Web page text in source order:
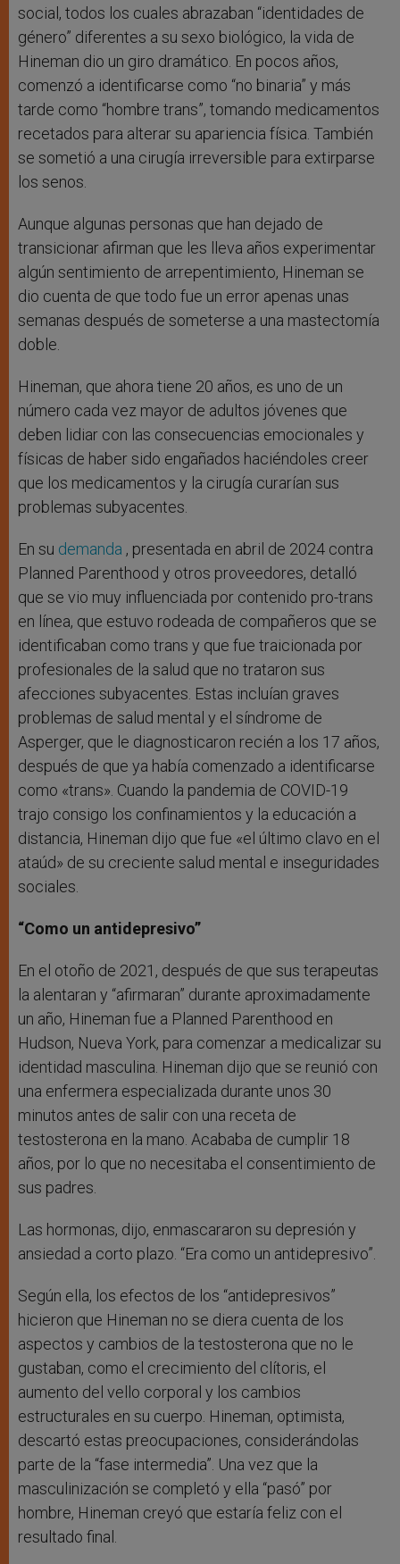
social, todos los cuales abrazaban “identidades de
género” diferentes a su sexo biológico, la vida de
Hineman dio un giro dramático. En pocos años,
comenzó a identificarse como “no binaria” y más
tarde como “hombre trans”, tomando medicamentos
recetados para alterar su apariencia física. También
se sometió a una cirugía irreversible para extirparse
los senos.
Aunque algunas personas que han dejado de
transicionar afirman que les lleva años experimentar
algún sentimiento de arrepentimiento, Hineman se
dio cuenta de que todo fue un error apenas unas
semanas después de someterse a una mastectomía
doble.
Hineman, que ahora tiene 20 años, es uno de un
número cada vez mayor de adultos jóvenes que
deben lidiar con las consecuencias emocionales y
físicas de haber sido engañados haciéndoles creer
que los medicamentos y la cirugía curarían sus
problemas subyacentes.
En su demanda , presentada en abril de 2024 contra
Planned Parenthood y otros proveedores, detalló
que se vio muy influenciada por contenido pro-trans
en línea, que estuvo rodeada de compañeros que se
identificaban como trans y que fue traicionada por
profesionales de la salud que no trataron sus
afecciones subyacentes. Estas incluían graves
problemas de salud mental y el síndrome de
Asperger, que le diagnosticaron recién a los 17 años,
después de que ya había comenzado a identificarse
como «trans». Cuando la pandemia de COVID-19
trajo consigo los confinamientos y la educación a
distancia, Hineman dijo que fue «el último clavo en el
ataúd» de su creciente salud mental e inseguridades
sociales.
“Como un antidepresivo”
En el otoño de 2021, después de que sus terapeutas
la alentaran y “afirmaran” durante aproximadamente
un año, Hineman fue a Planned Parenthood en
Hudson, Nueva York, para comenzar a medicalizar su
identidad masculina. Hineman dijo que se reunió con
una enfermera especializada durante unos 30
minutos antes de salir con una receta de
testosterona en la mano. Acababa de cumplir 18
años, por lo que no necesitaba el consentimiento de
sus padres.
Las hormonas, dijo, enmascararon su depresión y
ansiedad a corto plazo. “Era como un antidepresivo”.
Según ella, los efectos de los “antidepresivos”
hicieron que Hineman no se diera cuenta de los
aspectos y cambios de la testosterona que no le
gustaban, como el crecimiento del clítoris, el
aumento del vello corporal y los cambios
estructurales en su cuerpo. Hineman, optimista,
descartó estas preocupaciones, considerándolas
parte de la “fase intermedia”. Una vez que la
masculinización se completó y ella “pasó” por
hombre, Hineman creyó que estaría feliz con el
resultado final.